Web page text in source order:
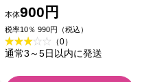
１本 ネイチャーラボ
本体900円
税率10％ 990円（税込）
（0）
通常3～5日以内に発送